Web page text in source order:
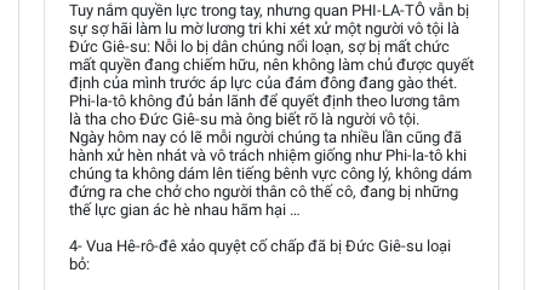
Tuy nắm quyền lực trong tay, nhưng quan PHI-LA-TÔ vẫn bị
sự sợ hãi làm lu mờ lương tri khi xét xử một người vô tội là
Đức Giê-su: Nỗi lo bị dân chúng nổi loạn, sợ bị mất chức
mất quyền đang chiếm hữu, nên không làm chủ được quyết
định của mình trước áp lực của đám đông đang gào thét.
Phi-la-tô không đủ bản lãnh để quyết định theo lương tâm
là tha cho Đức Giê-su mà ông biết rõ là người vô tội.
Ngày hôm nay có lẽ mỗi người chúng ta nhiều lần cũng đã
hành xử hèn nhát và vô trách nhiệm giống như Phi-la-tô khi
chúng ta không dám lên tiếng bênh vực công lý, không dám
đứng ra che chở cho người thân cô thế cô, đang bị những
thế lực gian ác hè nhau hãm hại …
4- Vua Hê-rô-đê xảo quyệt cố chấp đã bị Đức Giê-su loại
bỏ: